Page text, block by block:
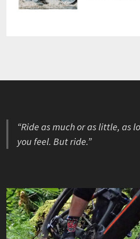
“Ride as much or as little, as
you feel. But ride.”